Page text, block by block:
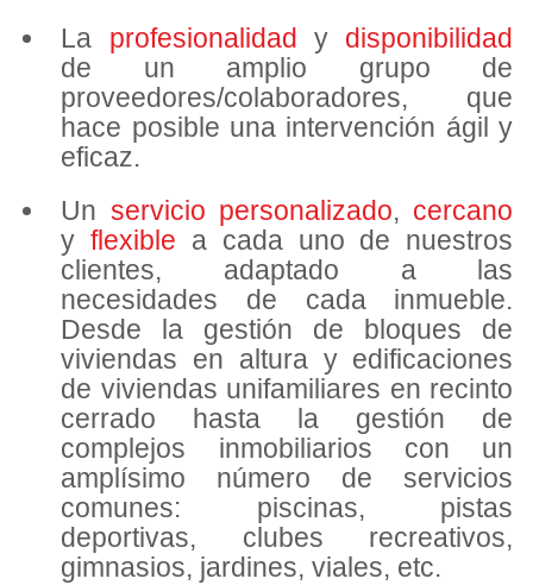
La profesionalidad y disponibilidad
de un amplio grupo de
proveedores/colaboradores, que
hace posible una intervención ágil y
eficaz.
Un servicio personalizado, cercano
yflexible a cada uno de nuestros
clientes, adaptado a las
necesidades de cada inmueble.
Desde la gestión de bloques de
viviendas en altura y edificaciones
de viviendas unifamiliares en recinto
cerrado hasta la gestión de
complejos inmobiliarios con un
amplísimo número de servicios
comunes: piscinas, pistas
deportivas, clubes recreativos,
gimnasios, jardines, viales, etc.